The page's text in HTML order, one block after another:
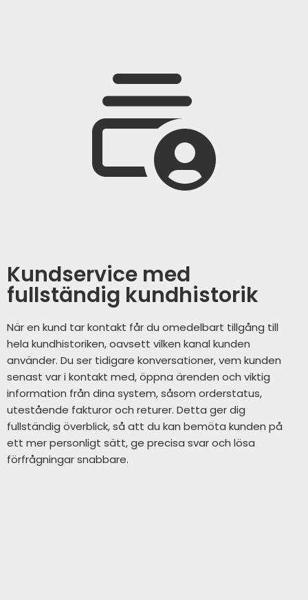
Kundservice med
fullständig kundhistorik
När en kund tar kontakt får du omedelbart tillgång till
hela kundhistoriken, oavsett vilken kanal kunden
använder. Du ser tidigare konversationer, vem kunden
senast var i kontakt med, öppna ärenden och viktig
information från dina system, såsom orderstatus,
utestående fakturor och returer. Detta ger dig
fullständig överblick, så att du kan bemöta kunden på
ett mer personligt sätt, ge precisa svar och lösa
förfrågningar snabbare.